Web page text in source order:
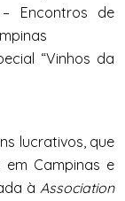
Encontros de
“Vinhos da
lucrativos, que
Campinas e
à Association